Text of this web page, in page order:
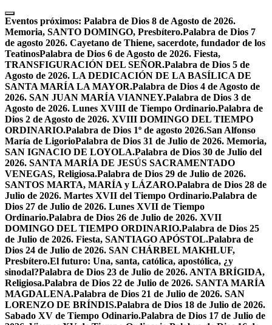
Skip
to
content
Eventos próximos: Palabra de Dios 8 de Agosto de 2026.
Memoria, SANTO DOMINGO, Presbítero.Palabra de Dios 7
de agosto 2026. Cayetano de Thiene, sacerdote, fundador de los
TeatinosPalabra de Dios 6 de Agosto de 2026. Fiesta,
TRANSFIGURACIÓN DEL SEÑOR.Palabra de Dios 5 de
Agosto de 2026. LA DEDICACIÓN DE LA BASÍLICA DE
SANTA MARÍA LA MAYOR.Palabra de Dios 4 de Agosto de
2026. SAN JUAN MARÍA VIANNEY.Palabra de Dios 3 de
Agosto de 2026. Lunes XVIII de Tiempo Ordinario.Palabra de
Dios 2 de Agosto de 2026. XVIII DOMINGO DEL TIEMPO
ORDINARIO.Palabra de Dios 1º de agosto 2026.San Alfonso
María de LigorioPalabra de Dios 31 de Julio de 2026. Memoria,
SAN IGNACIO DE LOYOLA.Palabra de Dios 30 de Julio del
2026. SANTA MARÍA DE JESÚS SACRAMENTADO
VENEGAS, Religiosa.Palabra de Dios 29 de Julio de 2026.
SANTOS MARTA, MARÍA y LÁZARO.Palabra de Dios 28 de
Julio de 2026. Martes XVII del Tiempo Ordinario.Palabra de
Dios 27 de Julio de 2026. Lunes XVII de Tiempo
Ordinario.Palabra de Dios 26 de Julio de 2026. XVII
DOMINGO DEL TIEMPO ORDINARIO.Palabra de Dios 25
de Julio de 2026. Fiesta, SANTIAGO APÓSTOL.Palabra de
Dios 24 de Julio de 2026. SAN CHÁRBEL MAKHLUF,
Presbítero.El futuro: Una, santa, católica, apostólica, ¿y
sinodal?Palabra de Dios 23 de Julio de 2026. ANTA BRÍGIDA,
Religiosa.Palabra de Dios 22 de Julio de 2026. SANTA MARÍA
MAGDALENA.Palabra de Dios 21 de Julio de 2026. SAN
LORENZO DE BRÍNDIS.Palabra de Dios 18 de Julio de 2026.
Sabado XV de Tiempo Odinario.Palabra de Dios 17 de Julio de